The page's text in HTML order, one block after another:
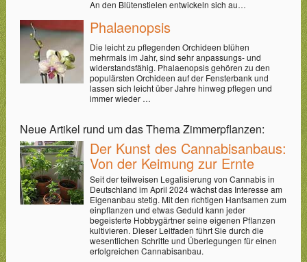
An den Blütenstielen entwickeln sich au…
Phalaenopsis
Die leicht zu pflegenden Orchideen blühen
mehrmals im Jahr, sind sehr anpassungs- und
widerstandsfähig. Phalaenopsis gehören zu den
populärsten Orchideen auf der Fensterbank und
lassen sich leicht über Jahre hinweg pflegen und
immer wieder …
Neue Artikel rund um das Thema Zimmerpflanzen:
Der Kunst des Cannabisanbaus:
Von der Keimung zur Ernte
Seit der teilweisen Legalisierung von Cannabis in
Deutschland im April 2024 wächst das Interesse am
Eigenanbau stetig. Mit den richtigen Hanfsamen zum
einpflanzen und etwas Geduld kann jeder
begeisterte Hobbygärtner seine eigenen Pflanzen
kultivieren. Dieser Leitfaden führt Sie durch die
wesentlichen Schritte und Überlegungen für einen
erfolgreichen Cannabisanbau.